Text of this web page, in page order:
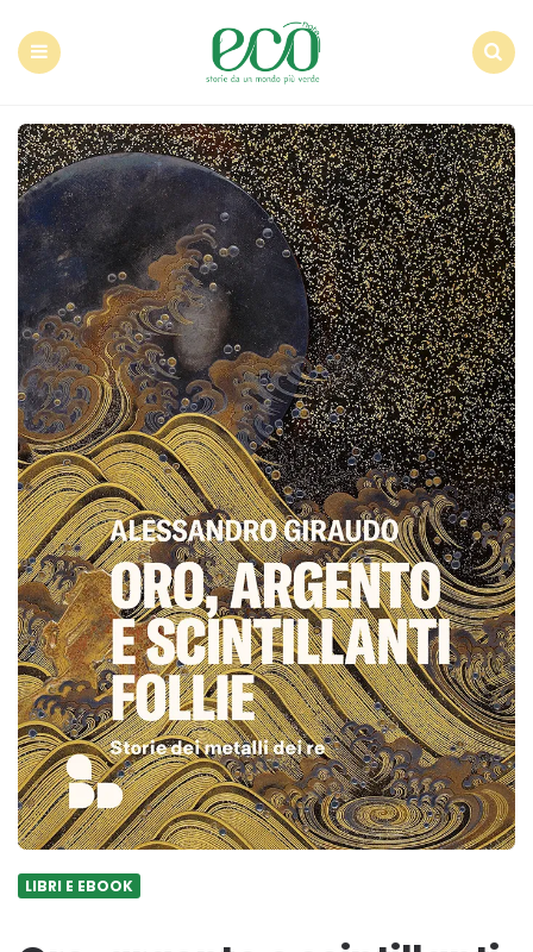
LIBRI E EBOOK